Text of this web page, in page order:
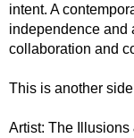
intent. A
independence and
collaboration and
This is another
Artist: The